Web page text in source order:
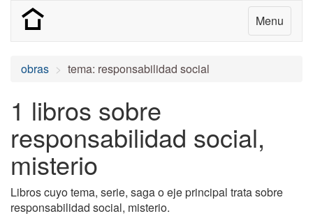
Menu
obras tema: responsabilidad social
1 libros sobre
responsabilidad social,
misterio
Libros cuyo tema, serie, saga o eje principal trata sobre
responsabilidad social, misterio.